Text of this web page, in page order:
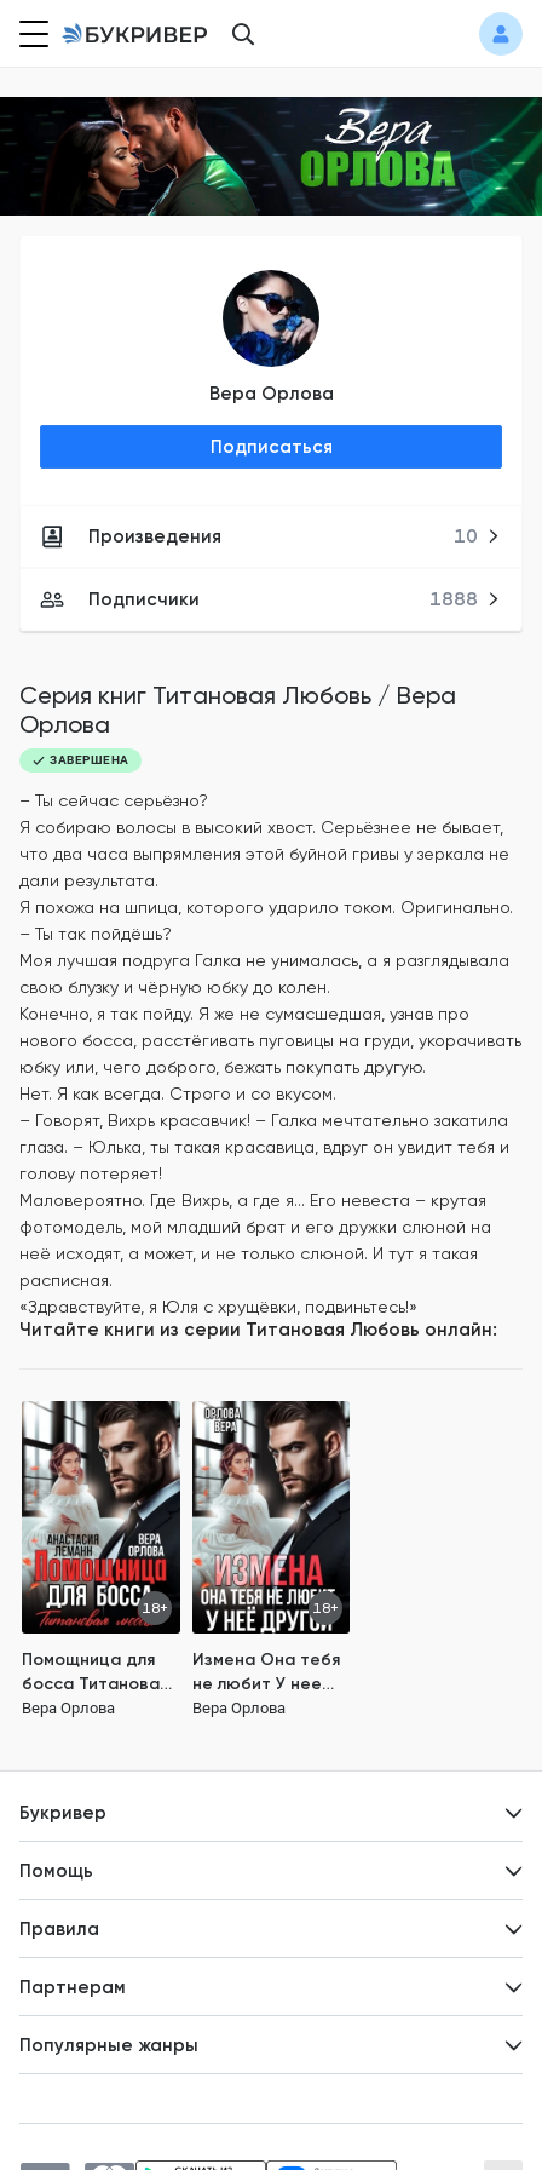
Вера Орлова
Подписаться
Произведения 10
Подписчики 1888
Серия книг Титановая Любовь / Вера
Орлова
ЗАВЕРШЕНА
– Ты сейчас серьёзно?
Я собираю волосы в высокий хвост. Серьёзнее не бывает,
что два часа выпрямления этой буйной гривы у зеркала не
дали результата.
Я похожа на шпица, которого ударило током. Оригинально.
– Ты так пойдёшь?
Моя лучшая подруга Галка не унималась, а я разглядывала
свою блузку и чёрную юбку до колен.
Конечно, я так пойду. Я же не сумасшедшая, узнав про
нового босса, расстёгивать пуговицы на груди, укорачивать
юбку или, чего доброго, бежать покупать другую.
Нет. Я как всегда. Строго и со вкусом.
– Говорят, Вихрь красавчик! – Галка мечтательно закатила
глаза. – Юлька, ты такая красавица, вдруг он увидит тебя и
голову потеряет!
Маловероятно. Где Вихрь, а где я... Его невеста – крутая
фотомодель, мой младший брат и его дружки слюной на
неё исходят, а может, и не только слюной. И тут я такая
расписная.
«Здравствуйте, я Юля с хрущёвки, подвиньтесь!»
Читайте книги из серии Титановая Любовь онлайн:
18+
Помощница для
босса Титановая
Любовь (Книга 1)
Вера Орлова
18+
Измена Она тебя
не любит У нее
другой (Книга 2)
Вера Орлова
Букривер
Новости
Помощь
Правила
Партнерам
Популярные жанры
Магические академии
Современный любовный роман